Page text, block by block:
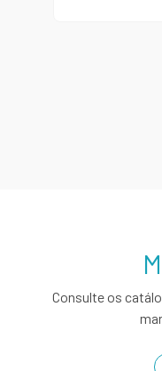
Consulte os